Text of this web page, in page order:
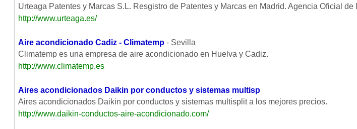
Urteaga Patentes y Marcas S.L. Resgistro de Patentes y Marcas en Madrid. Agencia Oficial
http://www.urteaga.es/
Aire acondicionado Cadiz - Climatemp - Sevilla
Climatemp es una empresa de aire acondicionado en Huelva y Cadiz.
http://www.climatemp.es
Aires acondicionados Daikin por conductos y sistemas multisp
Aires acondicionados Daikin por conductos y sistemas multisplit a los mejores precios.
http://www.daikin-conductos-aire-acondicionado.com/